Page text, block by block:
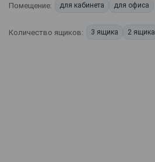
Помещение: для кабинета для офиса
Количество ящиков: 3 ящика 2 ящика